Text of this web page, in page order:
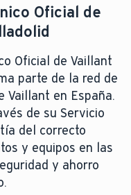
Oficial de
Oficial de Vaillant
parte de la red de
Vaillant en España.
de su Servicio
del correcto
y equipos en las
y ahorro